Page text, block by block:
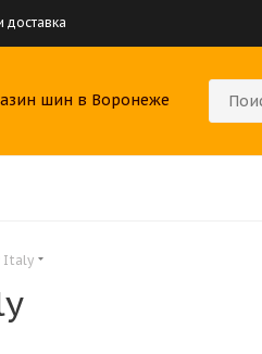
доставка
шин в Воронеже
Italy